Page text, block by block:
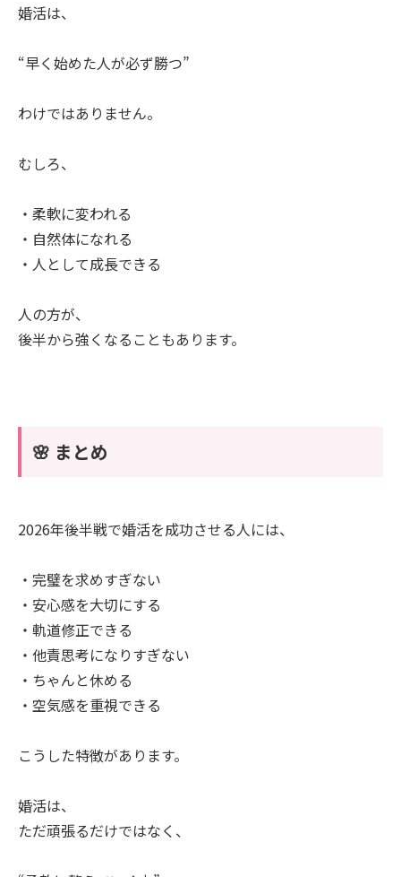
婚活は、
“早く始めた人が必ず勝つ”
わけではありません。
むしろ、
・柔軟に変われる
・自然体になれる
・人として成長できる
人の方が、
後半から強くなることもあります。
🌸 まとめ
2026年後半戦で婚活を成功させる人には、
・完璧を求めすぎない
・安心感を大切にする
・軌道修正できる
・他責思考になりすぎない
・ちゃんと休める
・空気感を重視できる
こうした特徴があります。
婚活は、
ただ頑張るだけではなく、